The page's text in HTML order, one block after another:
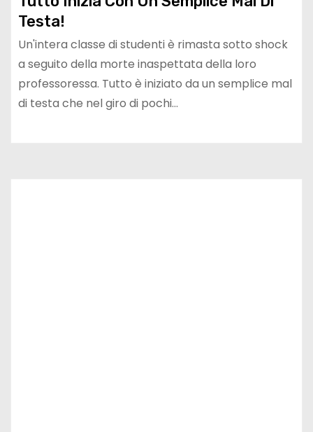
Testa!
Un'intera classe di studenti è rimasta sotto shock
a seguito della morte inaspettata della loro
professoressa. Tutto è iniziato da un semplice mal
di testa che nel giro di pochi…